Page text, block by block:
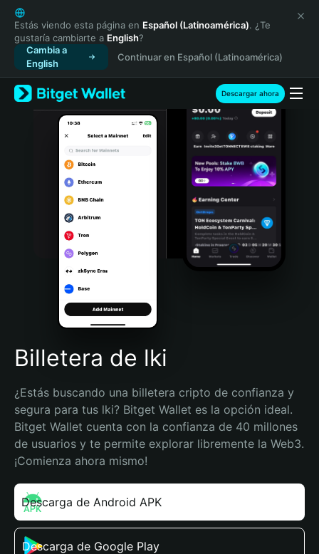
English
日本語
Tiếng Việt
Русский
Español (Latinoamérica)
Türkçe
Italiano
Português (Portugal)
Bahasa Indonesia
Português (Brasil)
Español (Argentina)
Estás viendo esta página en Español (Latinoamérica). ¿Te
gustaría cambiarte a English?
Cambia a
English
Continuar en Español (Latinoamérica)
Descargar ahora
Billetera de lki
¿Estás buscando una billetera cripto de confianza y
segura para tus lki? Bitget Wallet es la opción ideal.
Bitget Wallet cuenta con la confianza de 40 millones
de usuarios y te permite explorar libremente la Web3.
¡Comienza ahora mismo!
Descarga de Android APK
Descarga de Google Play